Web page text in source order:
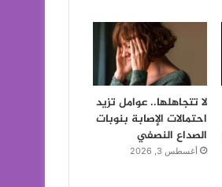
لا تتجاهلها.. عوامل تزيد
احتمالات الإصابة بنوبات
الصداع النصفي
أغسطس 3, 2026